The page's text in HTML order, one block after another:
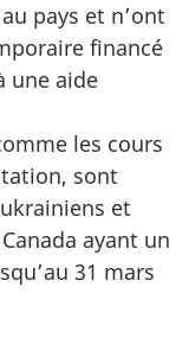
pays et n’ont
financé
une aide
les cours
sont
et
ayant un
31 mars